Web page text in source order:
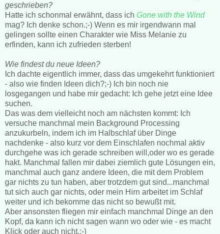
geschrieben?
Hatte ich schonmal erwähnt, dass ich Gone with the Wind
mag? Ich denke schon.;-) Wenn es mir irgendwann mal
gelingen sollte einen Charakter wie Miss Melanie zu
erfinden, kann ich zufrieden sterben!
Wie findest du neue Ideen?
Ich dachte eigentlich immer, dass das umgekehrt funktioniert
- also wie finden Ideen dich?;-) Ich bin noch nie
losgegangen und habe mir gedacht: Ich gehe jetzt eine Idee
suchen.
Das was dem vielleicht noch am nächsten kommt: Ich
versuche manchmal mein Background Processing
anzukurbeln, indem ich im Halbschlaf über Dinge
nachdenke - also kurz vor dem Einschlafen nochmal aktiv
durchgehe was ich gerade schreiben will,oder wo es gerade
hakt. Manchmal fallen mir dabei ziemlich gute Lösungen ein,
manchmal auch ganz andere Ideen, die mit dem Problem
gar nichts zu tun haben, aber trotzdem gut sind...manchmal
tut sich auch gar nichts, oder mein Hirn arbeitet im Schlaf
weiter und ich bekomme das nicht so bewußt mit.
Aber ansonsten fliegen mir einfach manchmal Dinge an den
Kopf, da kann ich nicht sagen wann wo oder wie - es macht
Klick oder auch nicht.;-)